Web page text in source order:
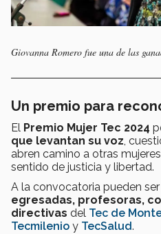
Giovanna Romero fue una de las
Un premio para
El Premio Mujer Tec 2024
que levantan su voz,
abren camino a otras
sentido de justicia y libertad.
A la convocatoria pueden
egresadas, profesoras,
directivas del Tec de
Tecmilenio y TecSalud.